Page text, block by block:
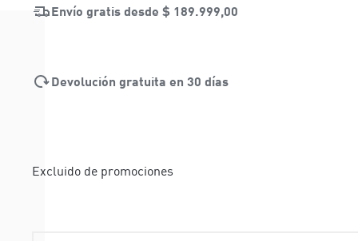
Envío gratis desde $ 189.999,00
Devolución gratuita en 30 días
Excluido de promociones